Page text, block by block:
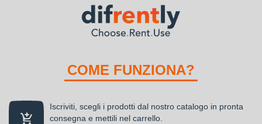
COME FUNZIONA?
Iscriviti, scegli i prodotti dal nostro catalogo in pronta
consegna e mettili nel carrello.